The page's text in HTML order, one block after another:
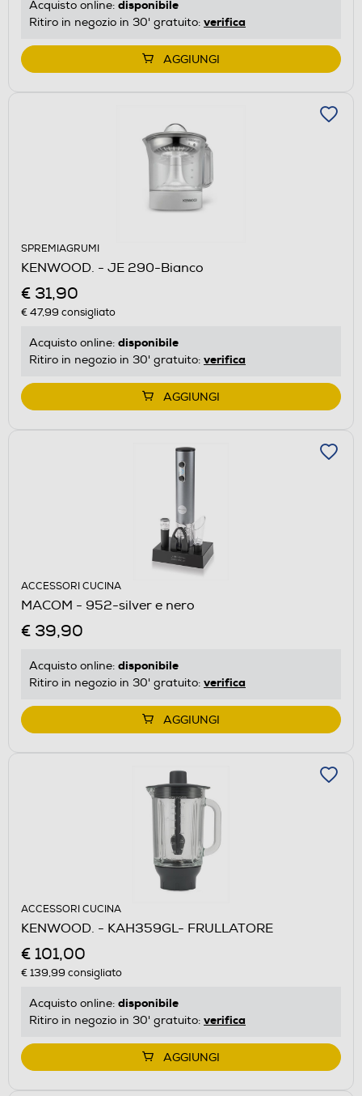
Acquisto online: disponibile
Ritiro in negozio in 30' gratuito: verifica
AGGIUNGI
SPREMIAGRUMI
KENWOOD. - JE 290-Bianco
€ 31,90
€ 47,99 consigliato
Acquisto online: disponibile
Ritiro in negozio in 30' gratuito: verifica
AGGIUNGI
ACCESSORI CUCINA
MACOM - 952-silver e nero
€ 39,90
Acquisto online: disponibile
Ritiro in negozio in 30' gratuito: verifica
AGGIUNGI
ACCESSORI CUCINA
KENWOOD. - KAH359GL- FRULLATORE
€ 101,00
€ 139,99 consigliato
Acquisto online: disponibile
Ritiro in negozio in 30' gratuito: verifica
AGGIUNGI